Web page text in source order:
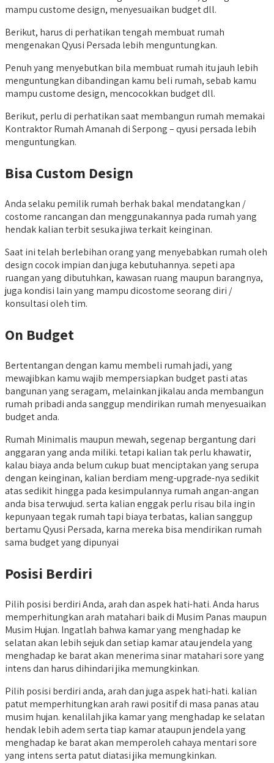
mampu custome design, menyesuaikan budget dll.
Berikut, harus di perhatikan tengah membuat rumah
mengenakan Qyusi Persada lebih menguntungkan.
Penuh yang menyebutkan bila membuat rumah itu jauh lebih
menguntungkan dibandingan kamu beli rumah, sebab kamu
mampu custome design, mencocokkan budget dll.
Berikut, perlu di perhatikan saat membangun rumah memakai
Kontraktor Rumah Amanah di Serpong – qyusi persada lebih
menguntungkan.
Bisa Custom Design
Anda selaku pemilik rumah berhak bakal mendatangkan /
costome rancangan dan menggunakannya pada rumah yang
hendak kalian terbit sesuka jiwa terkait keinginan.
Saat ini telah berlebihan orang yang menyebabkan rumah oleh
design cocok impian dan juga kebutuhannya. sepeti apa
ruangan yang dibutuhkan, kawasan ruang maupun barangnya,
juga kondisi lain yang mampu dicostome seorang diri /
konsultasi oleh tim.
On Budget
Bertentangan dengan kamu membeli rumah jadi, yang
mewajibkan kamu wajib mempersiapkan budget pasti atas
bangunan yang seragam, melainkan jikalau anda membangun
rumah pribadi anda sanggup mendirikan rumah menyesuaikan
budget anda.
Rumah Minimalis maupun mewah, segenap bergantung dari
anggaran yang anda miliki. tetapi kalian tak perlu khawatir,
kalau biaya anda belum cukup buat menciptakan yang serupa
dengan keinginan, kalian berdiam meng-upgrade-nya sedikit
atas sedikit hingga pada kesimpulannya rumah angan-angan
anda bisa terwujud. serta kalian enggak perlu risau bila ingin
kepunyaan tegak rumah tapi biaya terbatas, kalian sanggup
bertamu Qyusi Persada, karna mereka bisa mendirikan rumah
sama budget yang dipunyai
Posisi Berdiri
Pilih posisi berdiri Anda, arah dan aspek hati-hati. Anda harus
memperhitungkan arah matahari baik di Musim Panas maupun
Musim Hujan. Ingatlah bahwa kamar yang menghadap ke
selatan akan lebih sejuk dan setiap kamar atau jendela yang
menghadap ke barat akan menerima sinar matahari sore yang
intens dan harus dihindari jika memungkinkan.
Pilih posisi berdiri anda, arah dan juga aspek hati-hati. kalian
patut memperhitungkan arah rawi positif di masa panas atau
musim hujan. kenalilah jika kamar yang menghadap ke selatan
hendak lebih adem serta tiap kamar ataupun jendela yang
menghadap ke barat akan memperoleh cahaya mentari sore
yang intens serta patut diatasi jika memungkinkan.